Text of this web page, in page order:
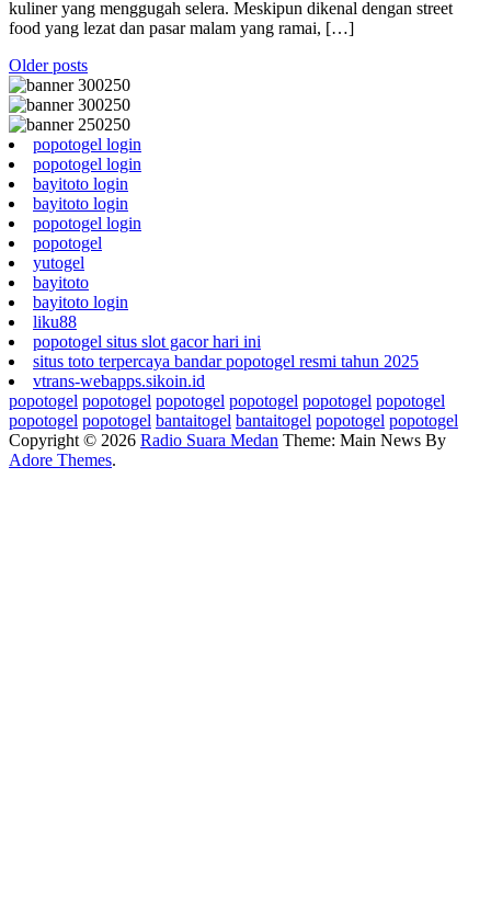
kuliner yang menggugah selera. Meskipun dikenal dengan street
food yang lezat dan pasar malam yang ramai, […]
Posts
navigation
Older posts
popotogel login
popotogel login
bayitoto login
bayitoto login
popotogel login
popotogel
yutogel
bayitoto
bayitoto login
liku88
popotogel situs slot gacor hari ini
situs toto terpercaya bandar popotogel resmi tahun 2025
vtrans-webapps.sikoin.id
popotogel popotogel popotogel popotogel popotogel popotogel
popotogel popotogel bantaitogel bantaitogel popotogel popotogel
Copyright © 2026 Radio Suara Medan Theme: Main News By
Adore Themes.